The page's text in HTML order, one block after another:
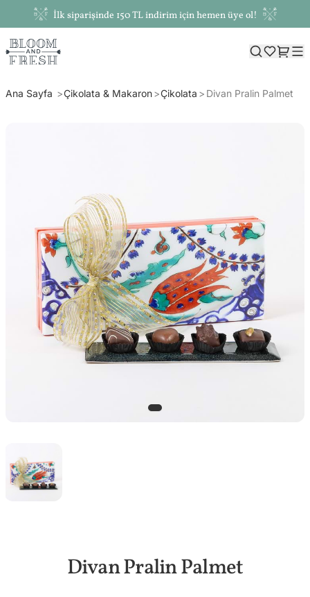
İlk siparişinde 150 TL indirim için hemen üye ol!
Ana Sayfa Çikolata & Makaron Çikolata Divan Pralin Palmet
Divan Pralin Palmet